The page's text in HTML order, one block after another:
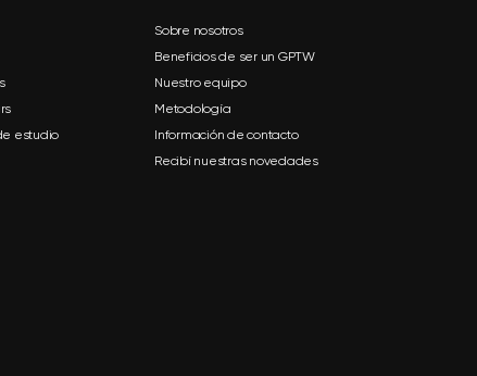
estudio
Sobre nosotros
Beneficios de ser un GPTW
Nuestro equipo
Metodología
Información de contacto
Recibí nuestras novedades